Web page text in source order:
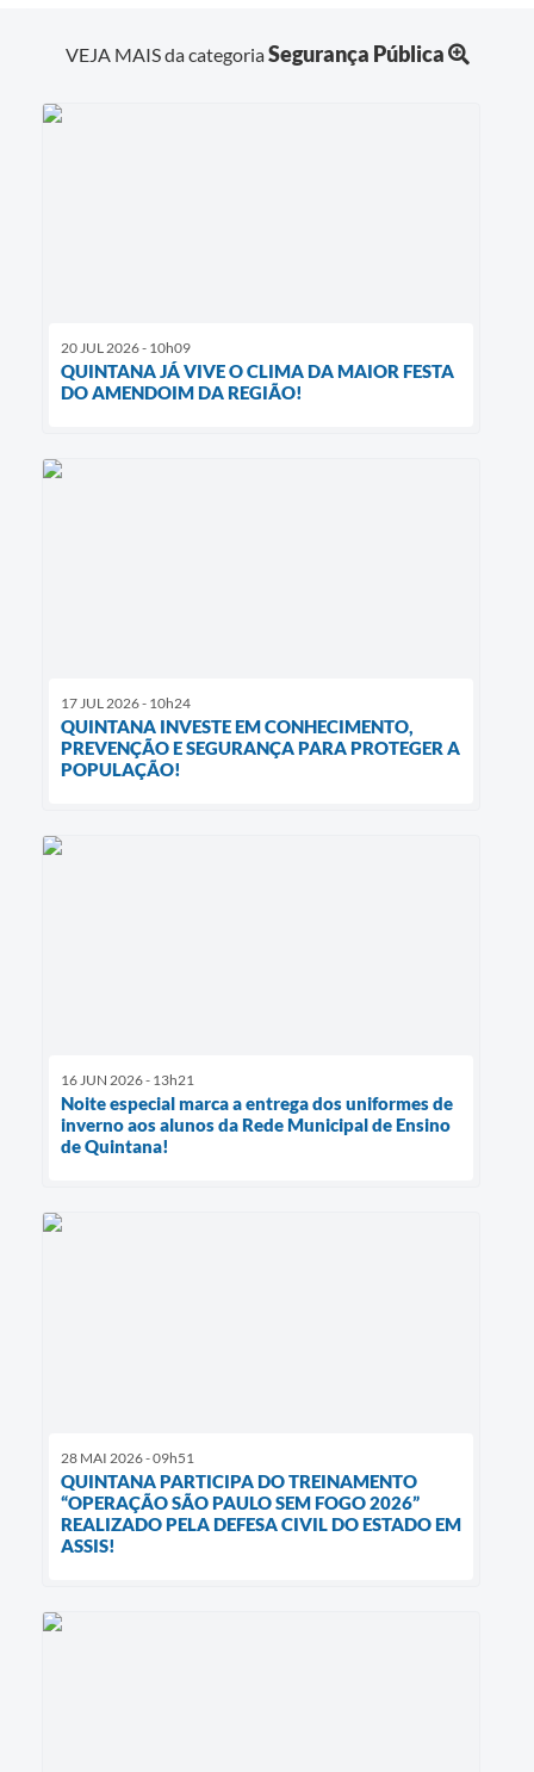
VEJA MAIS da categoriaSegurança Pública
20 JUL 2026 - 10h09
QUINTANA JÁ VIVE O CLIMA DA MAIOR FESTA
DO AMENDOIM DA REGIÃO!
17 JUL 2026 - 10h24
QUINTANA INVESTE EM CONHECIMENTO,
PREVENÇÃO E SEGURANÇA PARA PROTEGER A
POPULAÇÃO!
16 JUN 2026 - 13h21
Noite especial marca a entrega dos uniformes de
inverno aos alunos da Rede Municipal de Ensino
de Quintana!
28 MAI 2026 - 09h51
QUINTANA PARTICIPA DO TREINAMENTO
“OPERAÇÃO SÃO PAULO SEM FOGO 2026”
REALIZADO PELA DEFESA CIVIL DO ESTADO EM
ASSIS!